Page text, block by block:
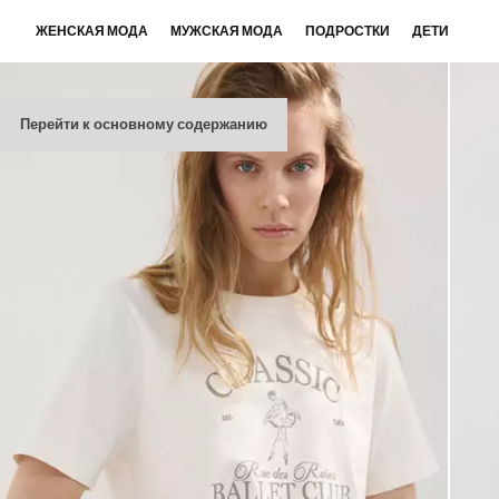
Перейти к основному содержанию
ЖЕНСКАЯ МОДА МУЖСКАЯ МОДА ПОДРОСТКИ ДЕТИ